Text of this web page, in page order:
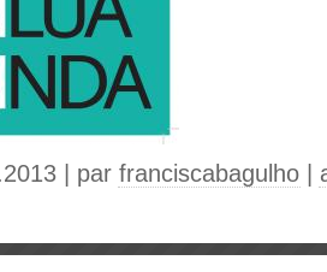
| par franciscabagulho